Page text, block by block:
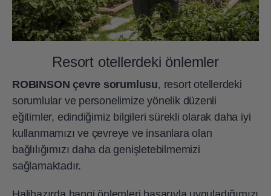
Resort otellerdeki önlemler
ROBINSON çevre sorumlusu, resort otellerdeki
sorumlular ve personelimize yönelik düzenli
eğitimler, edindiğimiz bilgileri sürekli olarak daha iyi
kullanmamızı ve çevreye ve insanlara olan
bağlılığımızı daha da genişletebilmemizi
sağlamaktadır.